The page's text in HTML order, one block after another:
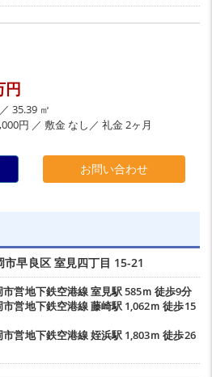
円
35.39 ㎡
円 ／ 敷金 なし／ 礼金 2ヶ月
お問い合わせ
市早良区 室見四丁目 15-21
市営地下鉄空港線室見駅585ｍ 徒歩9分
市営地下鉄空港線藤崎駅 1,062ｍ 徒歩15
市営地下鉄空港線姪浜駅 1,803ｍ 徒歩26